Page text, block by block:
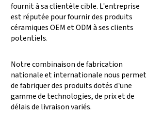
fournit à sa clientèle cible. L'entreprise
est réputée pour fournir des produits
céramiques OEM et ODM à ses clients
potentiels.
Notre combinaison de fabrication
nationale et internationale nous permet
de fabriquer des produits dotés d'une
gamme de technologies, de prix et de
délais de livraison variés.